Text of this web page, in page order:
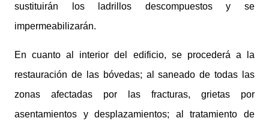
sustituirán los ladrillos descompuestos y se
impermeabilizarán.
En cuanto al interior del edificio, se procederá a la
restauración de las bóvedas; al saneado de todas las
zonas afectadas por las fracturas, grietas por
asentamientos y desplazamientos; al tratamiento de